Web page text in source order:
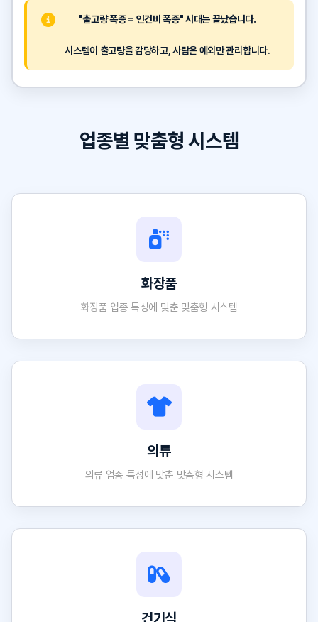
"출고량 폭증 = 인건비 폭증" 시대는 끝났습니다.
시스템이 출고량을 감당하고, 사람은 예외만 관리합니다.
업종별 맞춤형 시스템
화장품
화장품 업종 특성에 맞춘 맞춤형 시스템
의류
의류 업종 특성에 맞춘 맞춤형 시스템
건기식